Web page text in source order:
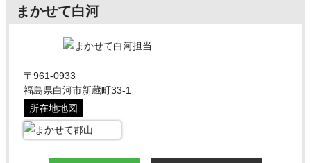
まかせて白河
〒961-0933
福島県白河市新蔵町33-1
所在地地図